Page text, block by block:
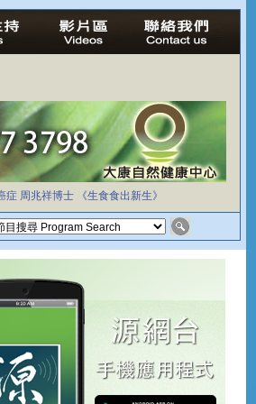
症 周兆祥博士 《生食食出新生》